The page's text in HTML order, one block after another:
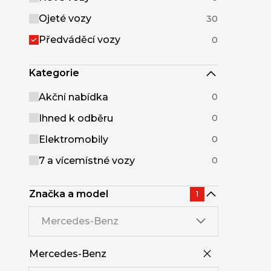
Ojeté vozy 30
Předváděcí vozy 0
Kategorie
Akční nabídka 0
Ihned k odběru 0
Elektromobily 0
7 a vícemístné vozy 0
Značka a model 1
Mercedes-Benz
Mercedes-Benz